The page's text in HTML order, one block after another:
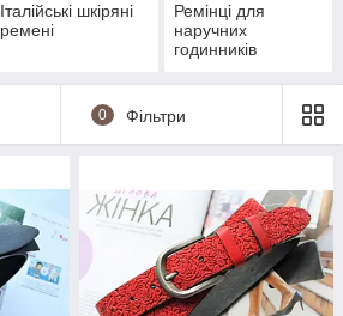
Італійські шкіряні
ремені
Ремінці для
наручних
годинників
0 Фільтри